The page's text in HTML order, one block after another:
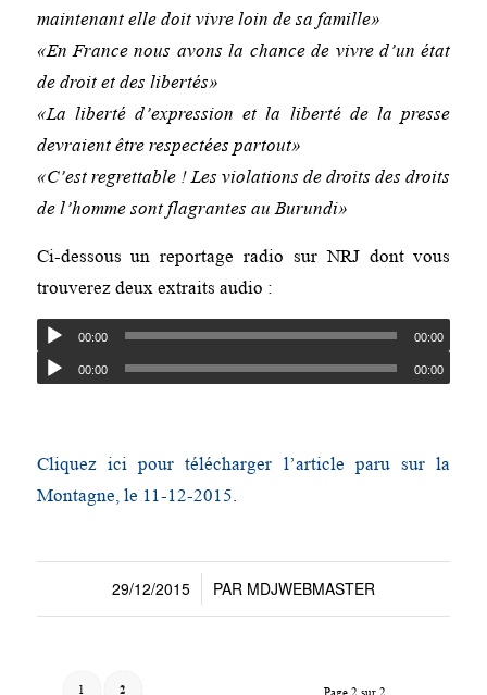
maintenant elle doit vivre loin de sa famille»
«En France nous avons la chance de vivre d’un état
de droit et des libertés»
«La liberté d’expression et la liberté de la presse
devraient être respectées partout»
«C’est regrettable ! Les violations de droits des droits
de l’homme sont flagrantes au Burundi»
Ci-dessous un reportage radio sur NRJ dont vous
trouverez deux extraits audio :
00:00 00:00
00:00 00:00
Cliquez ici pour télécharger l’article paru sur la
Montagne, le 11-12-2015
29/12/2015
/ PAR MDJWEBMASTER
Page 2 sur 2
1 2